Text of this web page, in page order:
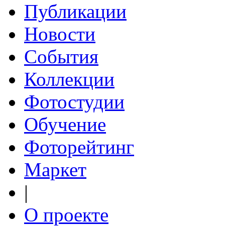
Публикации
Новости
События
Коллекции
Фотостудии
Обучение
Фоторейтинг
Маркет
|
О проекте